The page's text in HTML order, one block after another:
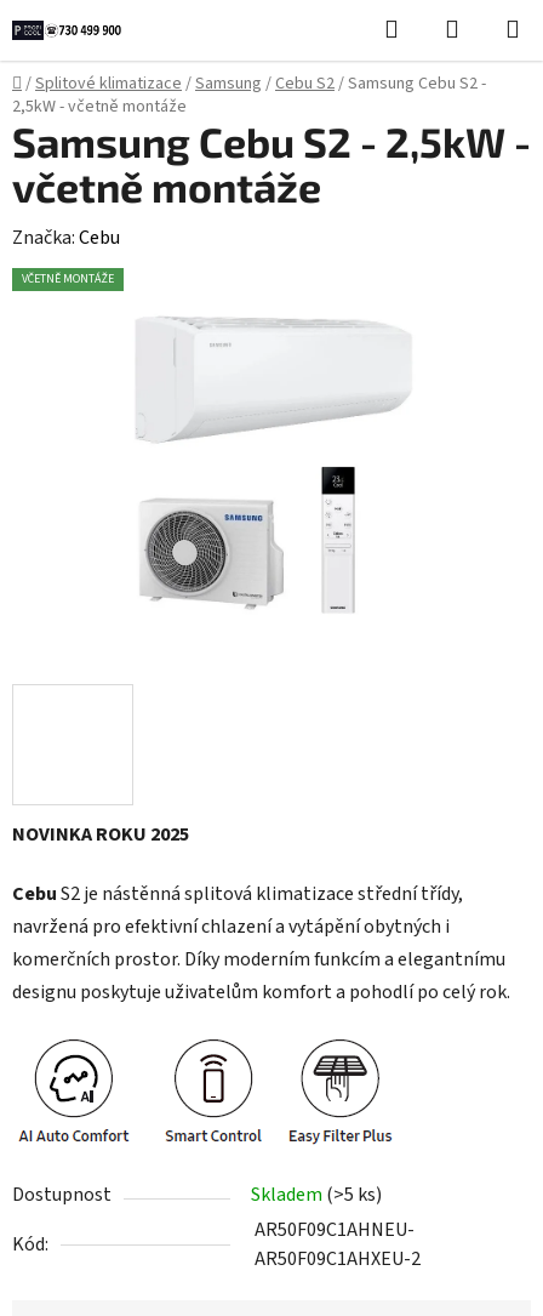
na
obsah
Hledat
KOŠÍK
Domů
/Splitové klimatizace/Samsung /Cebu S2/Samsung Cebu S2 -
2,5kW - včetně montáže
NOVINKA ROKU 2025
CebuS2 je nástěnná splitová klimatizace střední třídy,
navržená pro efektivní chlazení a vytápění obytných i
komerčních prostor. Díky moderním funkcím a elegantnímu
designu poskytuje uživatelům komfort a pohodlí po celý rok.
Dostupnost Skladem (>5 ks)
Kód:
AR50F09C1AHNEU-
AR50F09C1AHXEU-2
Samsung Cebu S2 - 2,5kW -
včetně montáže
Značka:Cebu
VČETNĚ MONTÁŽE